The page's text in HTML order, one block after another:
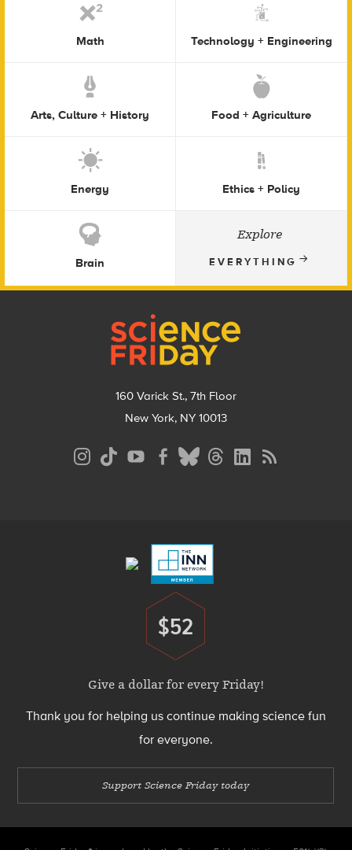
Math Technology + Engineering
Arts, Culture + History Food + Agriculture
Energy Ethics + Policy
Brain
Explore
EVERYTHING
160 Varick St., 7th Floor
New York, NY 10013
Donate
$52
Give a dollar for every Friday!
Thank you for helping us continue making science fun
for everyone.
Support Science Friday today